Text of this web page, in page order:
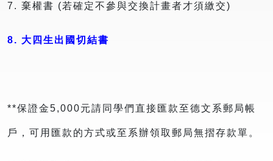
7. 棄權書 (若確定不參與交換計畫者才須繳交)
8. 大四生出國切結書
**保證金5,000元請同學們直接匯款至德文系郵局帳
戶，可用匯款的方式或至系辦領取郵局無摺存款單。